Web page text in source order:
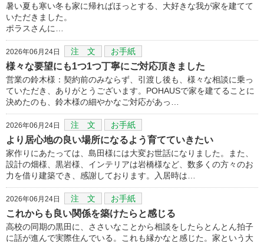
暑い夏も寒い冬も家に帰ればほっとする、大好きな我が家を建てて
いただきました。
ポラスさんに…
2026年06月24日 注 文 お手紙
様々な要望にも1つ1つ丁寧にご対応頂きました
営業の鈴木様：契約前のみならず、引渡し後も、様々な相談に乗っ
ていただき、ありがとうございます。POHAUSで家を建てることに
決めたのも、鈴木様の細やかなご対応があっ…
2026年06月24日 注 文 お手紙
より居心地の良い場所になるよう育てていきたい
家作りにあたっては、島田様には大変お世話になりました。また、
設計の畑様、黒岩様、インテリアは岩橋様など、数多くの方々のお
力を借り建築でき、感謝しております。入居時は…
2026年06月24日 注 文 お手紙
これからも良い関係を築けたらと感じる
高校の同期の黒田に、ささいなことから相談をしたらとんとん拍子
に話が進んで実際住んでいる。これも縁かなと感じた。家という大